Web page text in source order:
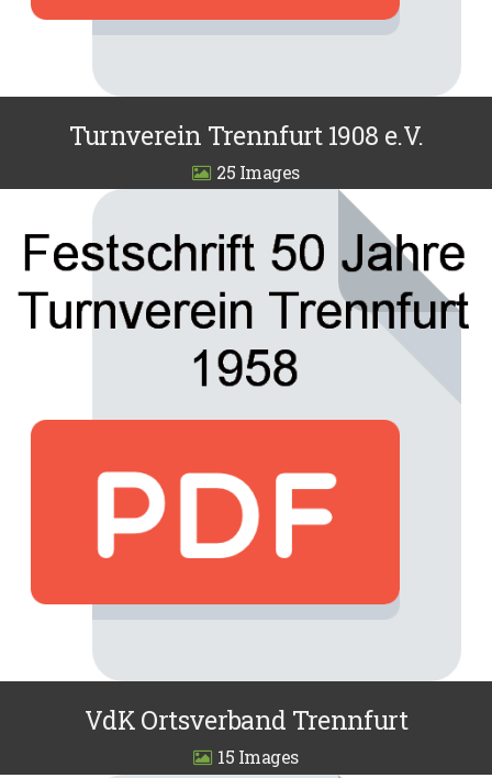
Turnverein Trennfurt 1908 e.V.
25
VdK Ortsverband Trennfurt
15